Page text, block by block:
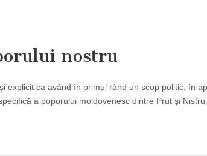
nostru
explicit ca având în primul rând un scop politic, în
a poporului moldovenesc dintre Prut şi Nistru